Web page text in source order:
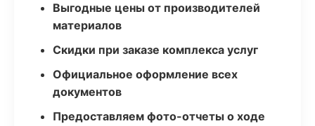
Выгодные цены от производителей
материалов
Скидки при заказе комплекса услуг
Официальное оформление всех
документов
Предоставляем фото-отчеты о ходе